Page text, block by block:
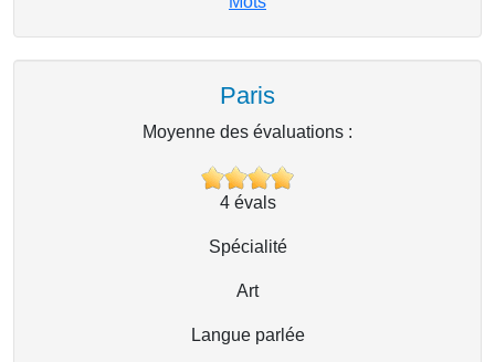
Paris
Moyenne des évaluations :
4évals
Spécialité
Art
Langue parlée